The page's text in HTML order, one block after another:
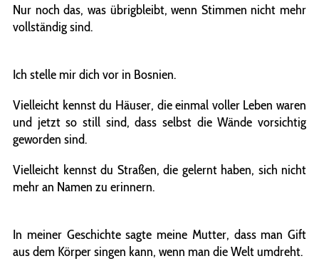
Nur noch das, was übrigbleibt, wenn Stimmen nicht mehr
vollständig sind.
Ich stelle mir dich vor in Bosnien.
Vielleicht kennst du Häuser, die einmal voller Leben waren
und jetzt so still sind, dass selbst die Wände vorsichtig
geworden sind.
Vielleicht kennst du Straßen, die gelernt haben, sich nicht
mehr an Namen zu erinnern.
In meiner Geschichte sagte meine Mutter, dass man Gift
aus dem Körper singen kann, wenn man die Welt umdreht.